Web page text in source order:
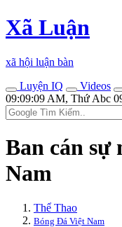
Xã Luận
xã hội luận bàn
Luyện IQ
Videos
09:09:09 AM, Thứ Abc
Ban cán sự
Nam
Thể Thao
Bóng Đá Việt Nam